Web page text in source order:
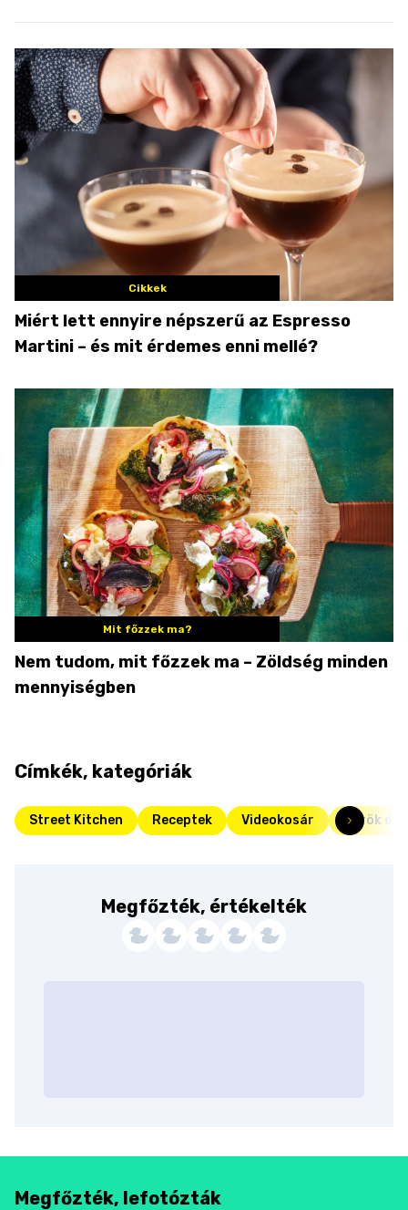
Cikkek
Miért lett ennyire népszerű az Espresso
Martini – és mit érdemes enni mellé?
Mit főzzek ma?
Nem tudom, mit főzzek ma – Zöldség minden
mennyiségben
Címkék, kategóriák
Street Kitchen Receptek Videokosár Török
Megfőzték, értékelték
Megfőzték, lefotózták